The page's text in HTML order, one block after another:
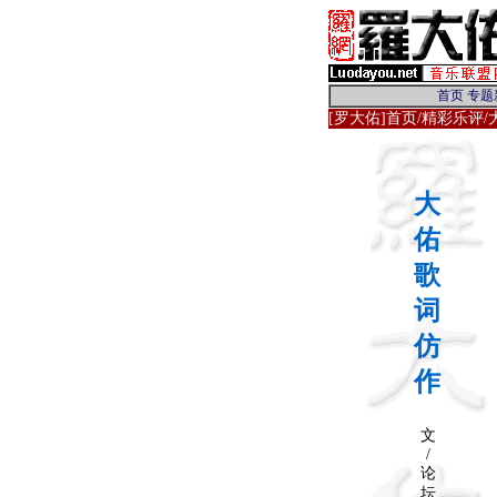
[罗大佑]首页/精彩乐评/
大
佑
歌
词
仿
作
文
/
论
坛